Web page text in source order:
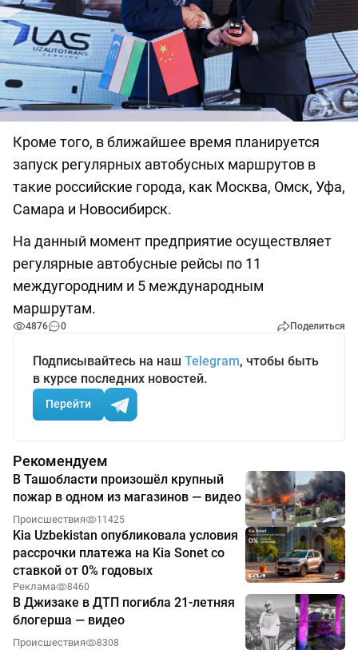
Кроме того, в ближайшее время планируется
запуск регулярных автобусных маршрутов в
такие российские города, как Москва, Омск, Уфа,
Самара и Новосибирск.
На данный момент предприятие осуществляет
регулярные автобусные рейсы по 11
междугородним и 5 международным
маршрутам.
4876 0 Поделиться
Подписывайтесь на наш Telegram, чтобы быть
в курсе последних новостей.
Перейти
Рекомендуем
В Ташобласти произошёл крупный
пожар в одном из магазинов — видео
Происшествия 11425
Kia Uzbekistan опубликовала условия
рассрочки платежа на Kia Sonet со
ставкой от 0% годовых
Реклама 8460
В Джизаке в ДТП погибла 21-летняя
блогерша — видео
Происшествия 8308